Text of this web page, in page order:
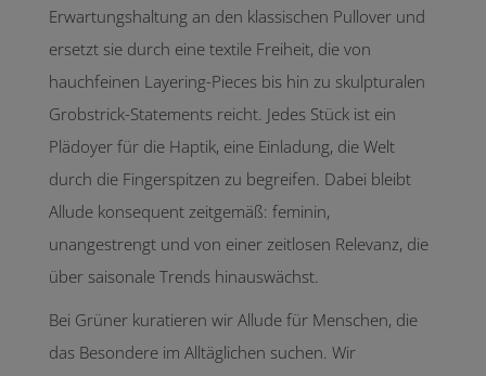
Erwartungshaltung an den klassischen Pullover und
ersetzt sie durch eine textile Freiheit, die von
hauchfeinen Layering-Pieces bis hin zu skulpturalen
Grobstrick-Statements reicht. Jedes Stück ist ein
Plädoyer für die Haptik, eine Einladung, die Welt
durch die Fingerspitzen zu begreifen. Dabei bleibt
Allude konsequent zeitgemäß: feminin,
unangestrengt und von einer zeitlosen Relevanz, die
über saisonale Trends hinauswächst.
Bei Grüner kuratieren wir Allude für Menschen, die
das Besondere im Alltäglichen suchen. Wir